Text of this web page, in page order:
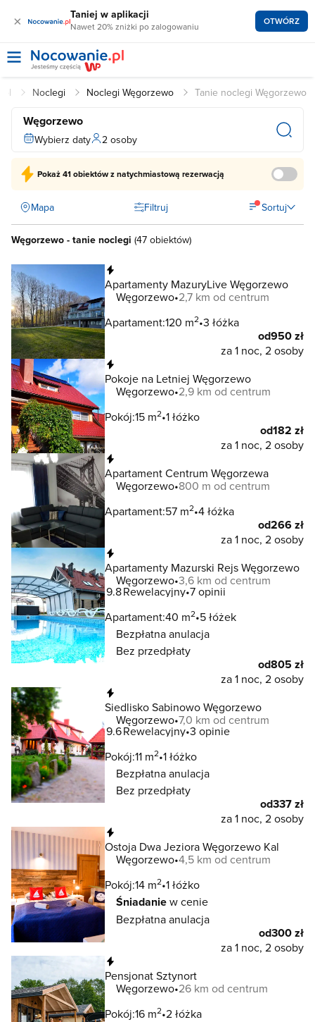
× Taniej w aplikacji
Nawet 20% zniżki po zalogowaniu OTWÓRZ
Noclegi Noclegi Węgorzewo Tanie noclegi Węgorzewo
Węgorzewo
Wybierz daty 2 osoby
Pokaż41 obiektówz natychmiastową rezerwacją
Mapa Filtruj Sortuj
Węgorzewo - tanie noclegi (47 obiektów)
Apartamenty MazuryLive Węgorzewo
Węgorzewo 2,7 km od centrum
Apartament:120 m2 3 łóżka
od950 zł
za 1 noc, 2 osoby
Pokoje na Letniej Węgorzewo
Węgorzewo 2,9 km od centrum
Pokój:15 m2 1 łóżko
od182 zł
za 1 noc, 2 osoby
Apartament Centrum Węgorzewa
Węgorzewo 800 m od centrum
Apartament:57 m2 4 łóżka
od266 zł
za 1 noc, 2 osoby
Apartamenty Mazurski Rejs Węgorzewo
Węgorzewo 3,6 km od centrum
9.8Rewelacyjny 7 opinii
Apartament:40 m2 5 łóżek
Bezpłatna anulacja
Bez przedpłaty
od805 zł
za 1 noc, 2 osoby
Siedlisko Sabinowo Węgorzewo
Węgorzewo 7,0 km od centrum
9.6Rewelacyjny 3 opinie
Pokój:11 m2 1 łóżko
Bezpłatna anulacja
Bez przedpłaty
od337 zł
za 1 noc, 2 osoby
Ostoja Dwa Jeziora Węgorzewo Kal
Węgorzewo 4,5 km od centrum
Pokój:14 m2 1 łóżko
Śniadaniew cenie
Bezpłatna anulacja
od300 zł
za 1 noc, 2 osoby
Pensjonat Sztynort
Węgorzewo 26 km od centrum
Pokój:16 m2 2 łóżka